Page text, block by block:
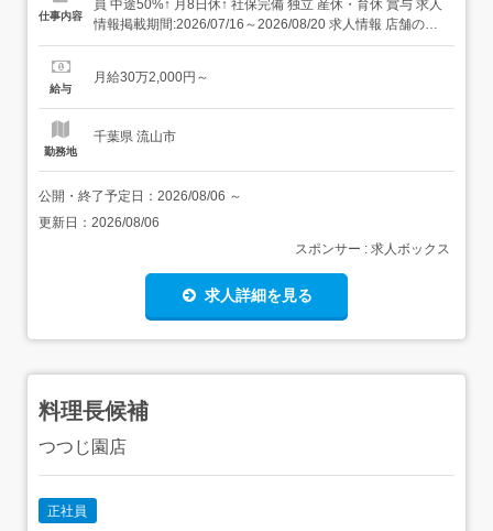
仕事内容
員 中途50%↑ 月8日休↑ 社保完備 独立 産休・育休 賞与 求人
情報掲載期間:2026/07/16～2026/08/20 求人情報 店舗の特
徴 盤石経営の街中華 住 所 千葉県 流山市 おおたかの森北1
より徒歩3分東武野田線「流山お...
給与
月給30万2,000円～
勤務地
千葉県 流山市
公開・終了予定日： 2026/08/06 ～
更新日： 2026/08/06
スポンサー : 求人ボックス
求人詳細を見る
料理長候補
つつじ園店
正社員